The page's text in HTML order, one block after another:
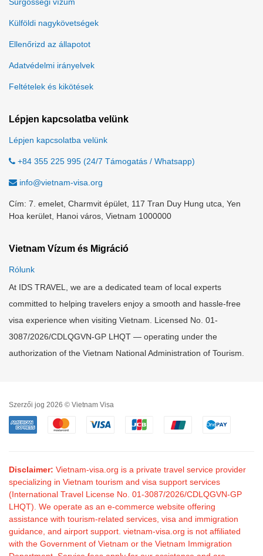
Külföldi nagykövetségek
Ellenőrizd az állapotot
Adatvédelmi irányelvek
Feltételek és kikötések
Lépjen kapcsolatba velünk
Lépjen kapcsolatba velünk
+84 355 225 995 (24/7 Támogatás / Whatsapp)
info@vietnam-visa.org
Cím: 7. emelet, Charmvit épület, 117 Tran Duy Hung utca, Yen
Hoa kerület, Hanoi város, Vietnam 1000000
Vietnam Vízum és Migráció
Rólunk
At IDS TRAVEL, we are a dedicated team of local experts
committed to helping travelers enjoy a smooth and hassle-free
visa experience when visiting Vietnam. Licensed No. 01-
3087/2026/CDLQGVN-GP LHQT — operating under the
authorization of the Vietnam National Administration of Tourism.
Szerzői jog 2026 © Vietnam Visa
Disclaimer: Vietnam-visa.org is a private travel service provider
specializing in Vietnam tourism and visa support services
(International Travel License No. 01-3087/2026/CDLQGVN-GP
LHQT). We operate as an e-commerce website offering
assistance with tourism-related services, visa and immigration
guidance, and airport support. vietnam-visa.org is not affiliated
with the Government of Vietnam or the Vietnam Immigration